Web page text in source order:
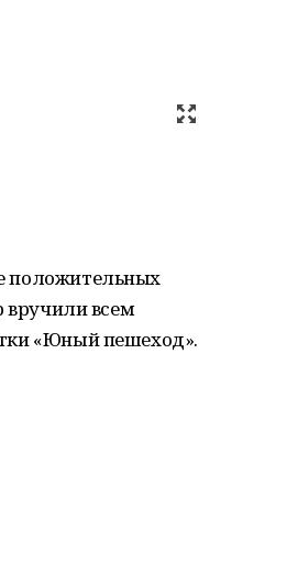
положительных
вручили всем
«Юный пешеход».